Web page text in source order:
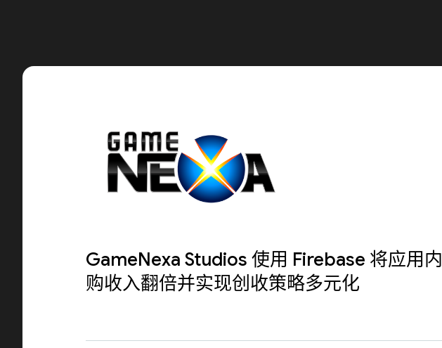
GameNexa Studios 使用 Firebase 将应用内
购收入翻倍并实现创收策略多元化